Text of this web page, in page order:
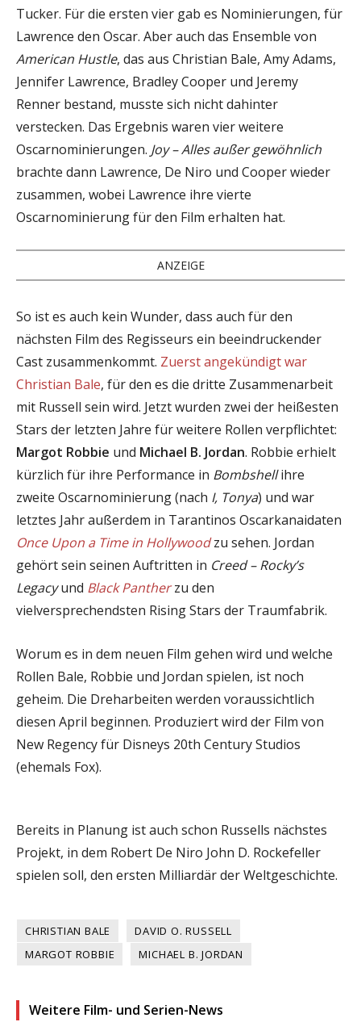
Tucker. Für die ersten vier gab es Nominierungen, für
Lawrence den Oscar. Aber auch das Ensemble von
American Hustle, das aus Christian Bale, Amy Adams,
Jennifer Lawrence, Bradley Cooper und Jeremy
Renner bestand, musste sich nicht dahinter
verstecken. Das Ergebnis waren vier weitere
Oscarnominierungen. Joy – Alles außer gewöhnlich
brachte dann Lawrence, De Niro und Cooper wieder
zusammen, wobei Lawrence ihre vierte
Oscarnominierung für den Film erhalten hat.
ANZEIGE
So ist es auch kein Wunder, dass auch für den
nächsten Film des Regisseurs ein beeindruckender
Cast zusammenkommt. Zuerst angekündigt war
Christian Bale, für den es die dritte Zusammenarbeit
mit Russell sein wird. Jetzt wurden zwei der heißesten
Stars der letzten Jahre für weitere Rollen verpflichtet:
Margot Robbie und Michael B. Jordan. Robbie erhielt
kürzlich für ihre Performance in Bombshellihre
zweite Oscarnominierung (nach I, Tonya) und war
letztes Jahr außerdem in Tarantinos Oscarkanaidaten
Once Upon a Time in Hollywoodzu sehen. Jordan
gehört sein seinen Auftritten in Creed – Rocky’s
Legacyund Black Pantherzu den
vielversprechendsten Rising Stars der Traumfabrik.
Worum es in dem neuen Film gehen wird und welche
Rollen Bale, Robbie und Jordan spielen, ist noch
geheim. Die Dreharbeiten werden voraussichtlich
diesen April beginnen. Produziert wird der Film von
New Regency für Disneys 20th Century Studios
(ehemals Fox).
Bereits in Planung ist auch schon Russells nächstes
Projekt, in dem Robert De Niro John D. Rockefeller
spielen soll, den ersten Milliardär der Weltgeschichte.
CHRISTIAN BALE
DAVID O. RUSSELL
MARGOT ROBBIE
MICHAEL B. JORDAN
Weitere Film- und Serien-News